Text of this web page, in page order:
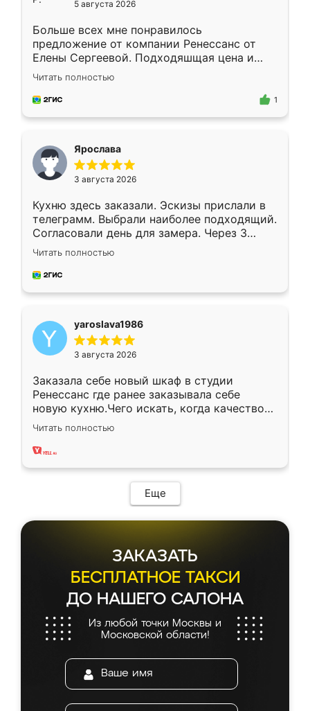
5 августа 2026
Больше всех мне понравилось
предложение от компании Ренессанс от
Елены Сергеевой. Подходяшщая цена и
короткие сроки изготовления. Приехавший
для замера сотрудник Владислав
предложил по моему эскизу самый
Читать полностью
1
Ярослава
3 августа 2026
Кухню здесь заказали. Эскизы прислали в
телеграмм. Выбрали наиболее подходящий.
Согласовали день для замера. Через 3
недели кухня была уже готова. Остались
довольны работой. Спасибо Ренессанс
мебель за качественную работу!
Читать полностью
yaroslava1986
3 августа 2026
Заказала себе новый шкаф в студии
Ренессанс где ранее заказывала себе
новую кухню.Чего искать, когда качеством
вполне довольна. Служит кухня уже почти
два года, нареканий нет.
Читать полностью
Еще
ЗАКАЗАТЬ
БЕСПЛАТНОЕ ТАКСИ
ДО НАШЕГО САЛОНА
Из любой точки Москвы и
Московской области!